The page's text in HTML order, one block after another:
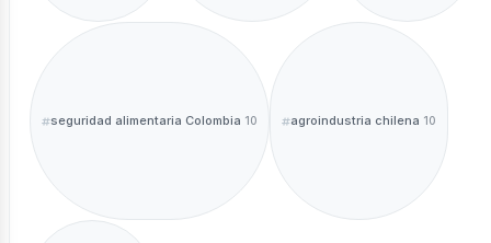
seguridad alimentaria Colombia 10 agroindustria chilena 10